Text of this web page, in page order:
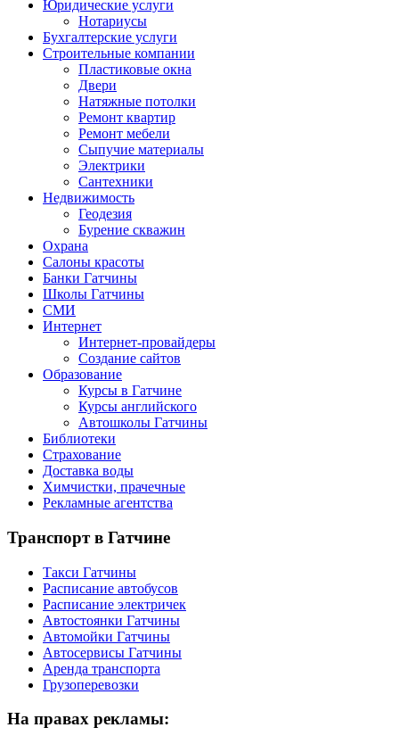
Юридические услуги
Нотариусы
Бухгалтерские услуги
Строительные компании
Пластиковые окна
Двери
Натяжные потолки
Ремонт квартир
Ремонт мебели
Сыпучие материалы
Электрики
Сантехники
Недвижимость
Геодезия
Бурение скважин
Охрана
Салоны красоты
Банки Гатчины
Школы Гатчины
СМИ
Интернет
Интернет-провайдеры
Создание сайтов
Образование
Курсы в Гатчине
Курсы английского
Автошколы Гатчины
Библиотеки
Страхование
Доставка воды
Химчистки, прачечные
Рекламные агентства
Транспортв Гатчине
Такси Гатчины
Расписание автобусов
Расписание электричек
Автостоянки Гатчины
Автомойки Гатчины
Автосервисы Гатчины
Аренда транспорта
Грузоперевозки
На правах рекламы: